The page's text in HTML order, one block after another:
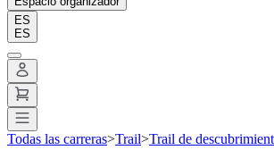
ES
ES
Todas las carreras>Trail>Trail de